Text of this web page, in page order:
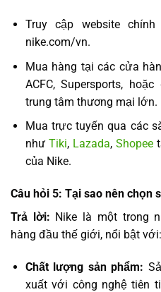
Truy cập website
nike.com/vn.
Mua hàng tại các cửa
ACFC, Supersports,
trung tâm thương mại lớn.
Mua trực tuyến qua các
như Tiki, Lazada,Shopee
của Nike.
Câu hỏi 5: Tại sao nên chọn
Trả lời: Nike là một trong
hàng đầu thế giới, nổi bật với:
Chất lượng sản phẩm:
xuất với công nghệ tiên